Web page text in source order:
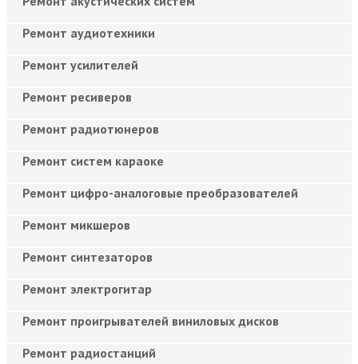
Ремонт аудиотехники
Ремонт усилителей
Ремонт ресиверов
Ремонт радиотюнеров
Ремонт систем караоке
Ремонт цифро-аналоговые преобразователей
Ремонт микшеров
Ремонт синтезаторов
Ремонт электрогитар
Ремонт проигрывателей виниловых дисков
Ремонт радиостанций